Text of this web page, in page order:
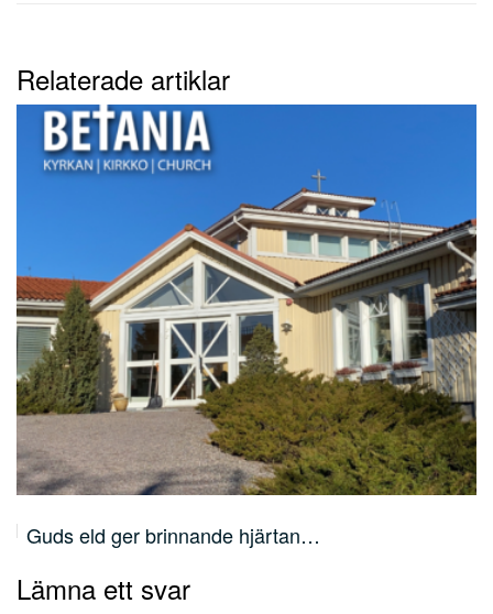
Relaterade artiklar
Lärjunge, människofiskare och apostel –…
Lämna ett svar